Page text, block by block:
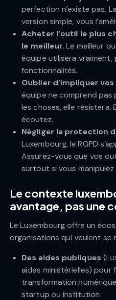
perfection n’existe pas.
version simple, vous
Acheter l’outil le plus
le meilleur. Le meilleur
équipe utilisera vraiment,
fonctionnalités.
Oublier d’impliquer
équipe ne comprend pas
les choses, elle résistera.
écoutez.
Négliger la protection
Luxembourg, le RGPD
Assurez-vous que vos
surtout si vous
Le contexte
avantage, pas une
Le Luxembourg offre un
organisations qui veulent se
Des aides publiques
aides ministérielles) pour
transformation
startup ou institution